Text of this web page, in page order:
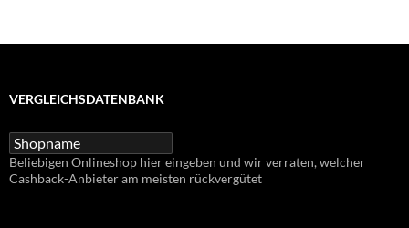
VERGLEICHSDATENBANK
Beliebigen Onlineshop hier eingeben und wir verraten, welcher
Cashback-Anbieter am meisten rückvergütet